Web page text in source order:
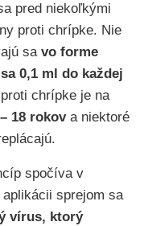
pred niekoľkými
proti chrípke. Nie
sa vo forme
0,1 ml do každej
chrípke je na
18 rokova niektoré
spočíva v
aplikácii sprejom sa
vírus, ktorý